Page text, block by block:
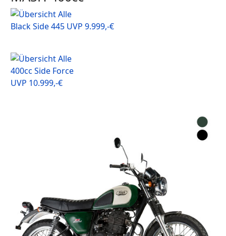
Black Side 445 UVP 9.999,-€
400cc Side Force
UVP 10.999,-€